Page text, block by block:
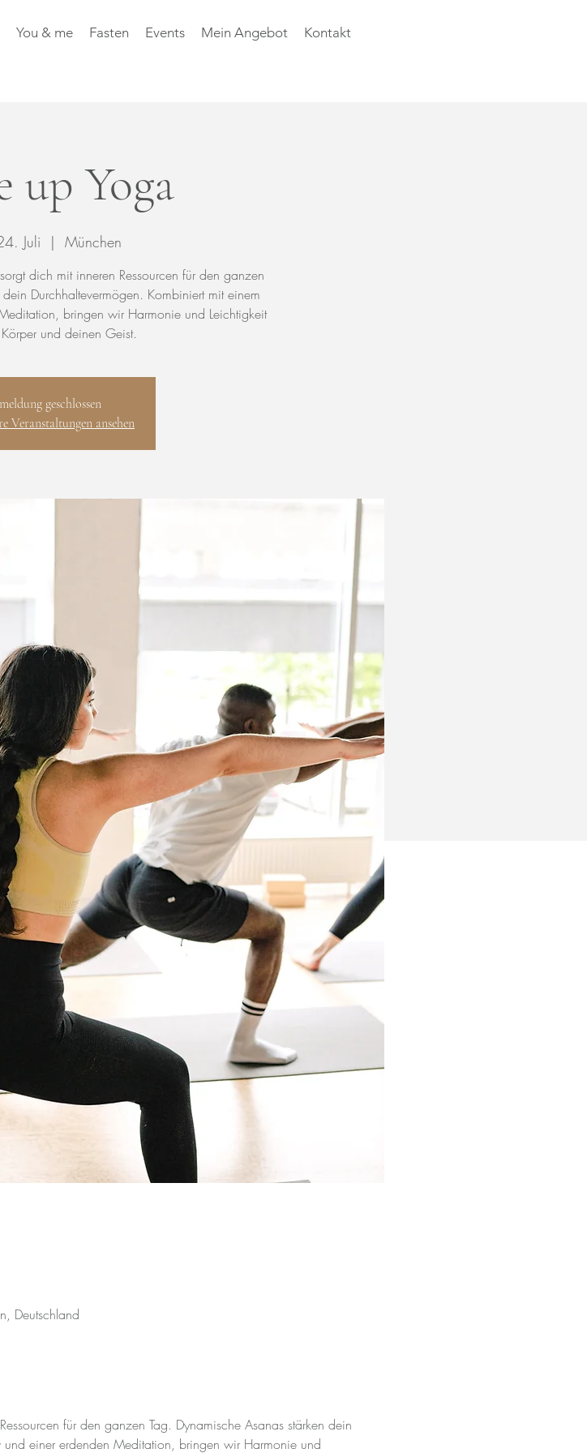
You & me Fasten Events Mein Angebot Kontakt
up Yoga
Juli
  |
München
dich mit inneren Ressourcen für den ganzen
Durchhaltevermögen. Kombiniert mit einem
bringen wir Harmonie und Leichtigkeit
und deinen Geist.
geschlossen
Veranstaltungen ansehen
Deutschland
für den ganzen Tag. Dynamische Asanas stärken dein
einer erdenden Meditation, bringen wir Harmonie und